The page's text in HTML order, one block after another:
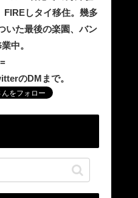
FIREしタイ移住。幾多
いた最後の楽園、バン
中。
のDMまで。